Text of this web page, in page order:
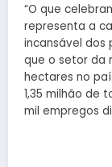
“O que
representa a
incansável dos
que o setor da
hectares no
1,35 milhão de
mil empregos